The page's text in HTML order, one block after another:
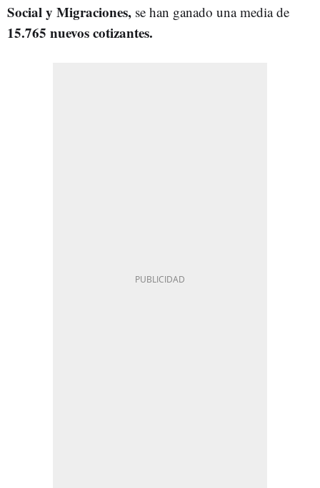
Social y Migraciones, se han ganado una media de
15.765 nuevos cotizantes.